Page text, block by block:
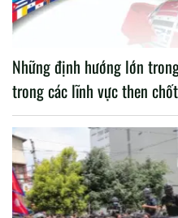
Những định hướng lớn
trong các lĩnh vực then